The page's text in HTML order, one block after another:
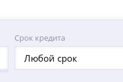
Срок кредита
Любой срок